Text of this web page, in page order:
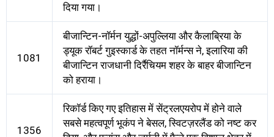
दिया गया।
1081
बीजान्टिन-नॉर्मन युद्धों-अपुल्लिया और कैलाब्रिया के
ड्यूक रॉबर्ट गुइस्कार्ड के तहत नॉर्मन्स ने, इलारिया की
बीजान्टिन राजधानी दिर्रैचियम शहर के बाहर बीजान्टिन
को हराया।
1356
रिकॉर्ड किए गए इतिहास में सेंट्रलएयरोप में होने वाले
सबसे महत्वपूर्ण भूकंप ने बेसल, स्विटज़रलैंड को नष्ट कर